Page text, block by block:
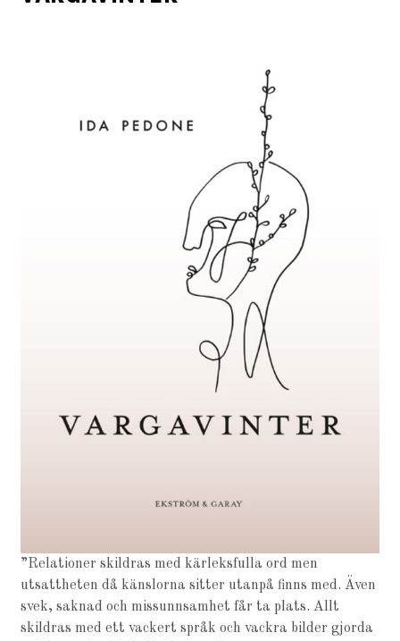
”Relationer skildras med kärleksfulla ord men
utsattheten då känslorna sitter utanpå finns med. Även
svek, saknad och missunnsamhet får ta plats. Allt
skildras med ett vackert språk och vackra bilder gjorda